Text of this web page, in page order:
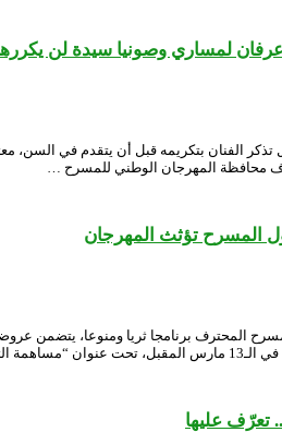
عرفان لمساري وصونيا سيدة لن يكررها
تذكر الفنان بتكريمه قبل أن يتقدم في
المسرح تؤثث المهرجان
المحترف برنامجا ثريا ومنوعا، يتضمن
…
تعرّف عليها